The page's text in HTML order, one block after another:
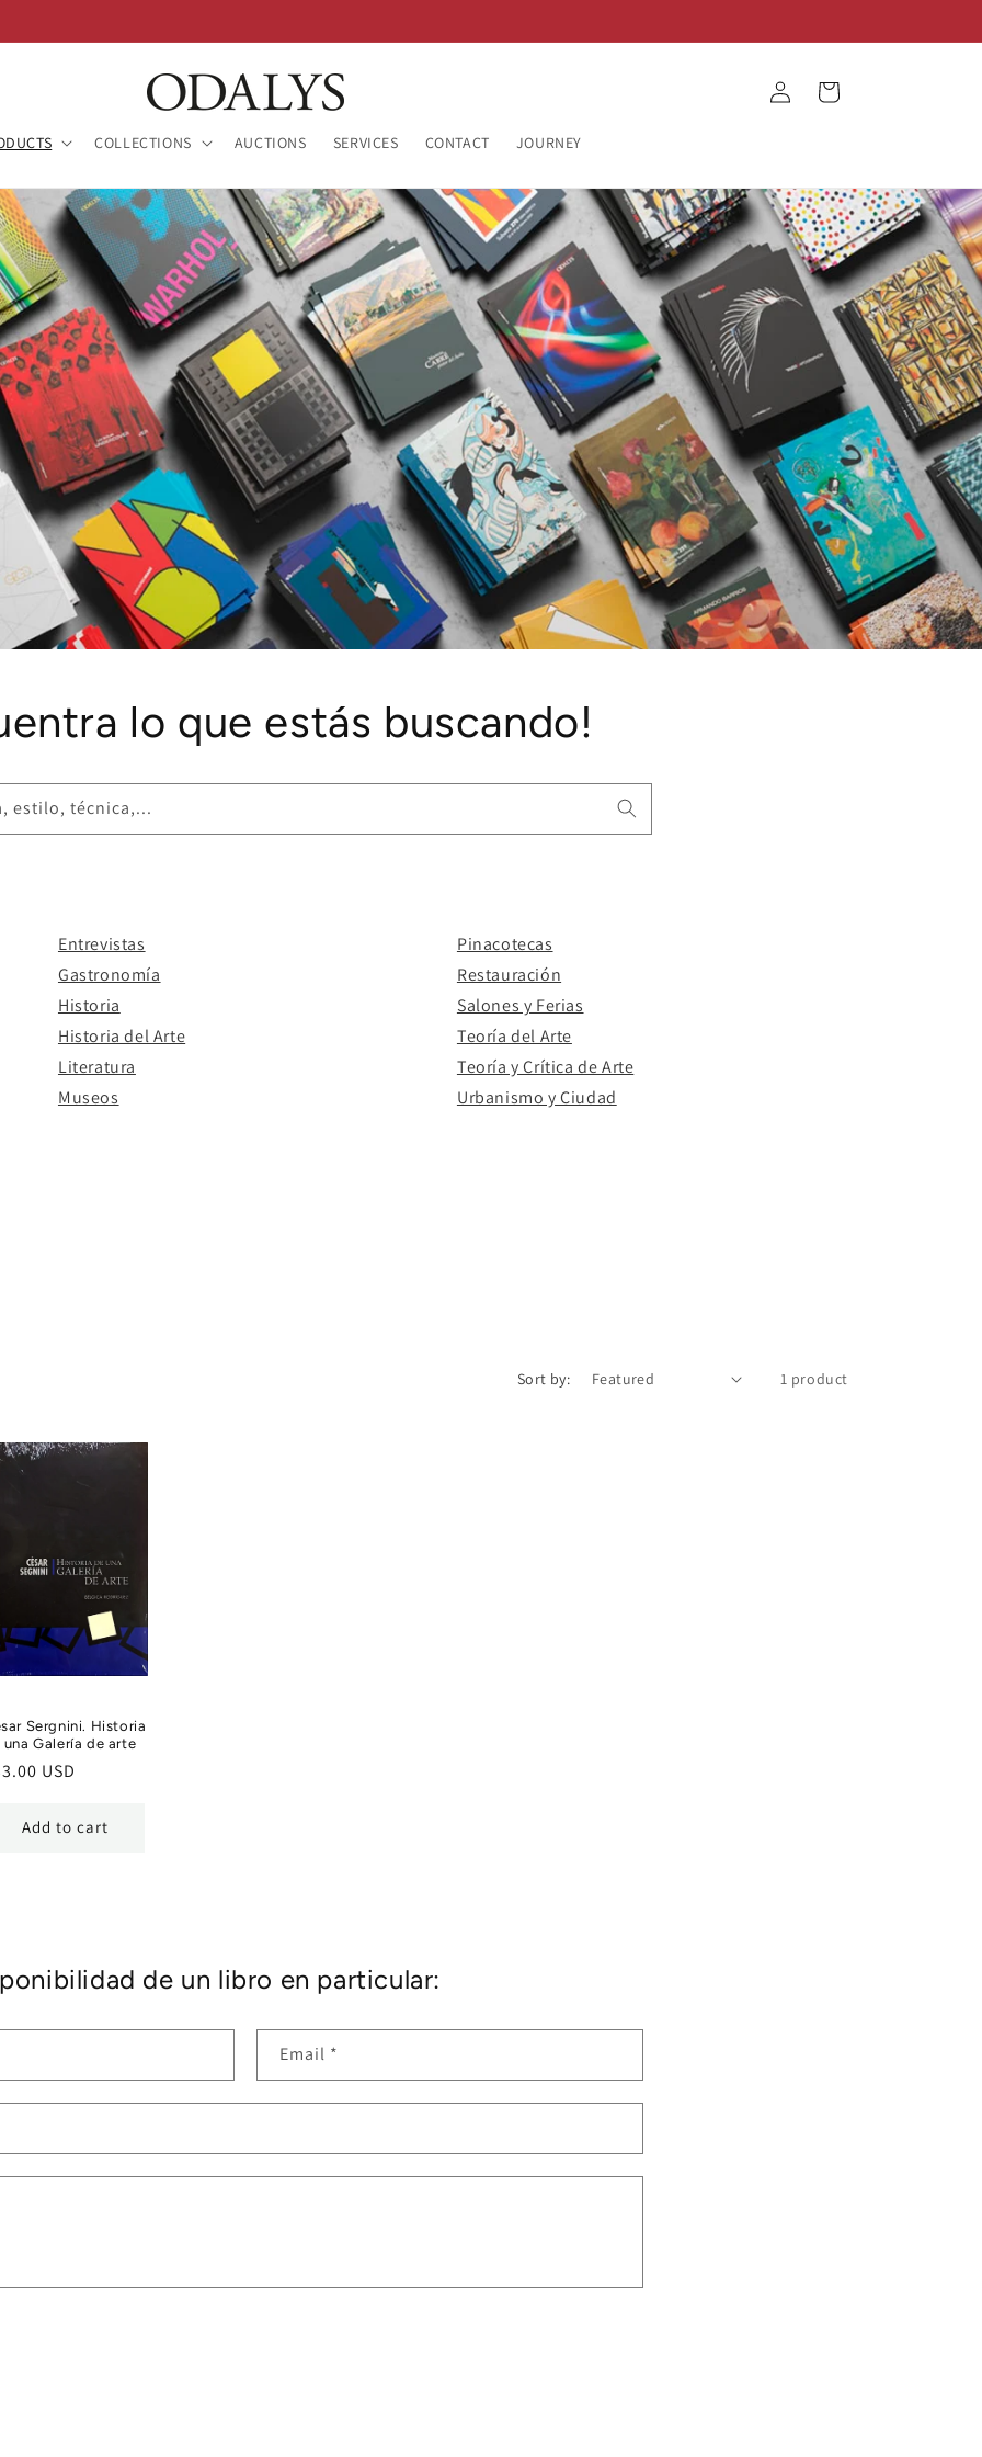
COLLECTIONS AUCTIONS SERVICES CONTACT JOURNEY
Log
in
Cart
lo que estás buscando!
estilo, técnica,...
Entrevistas
Gastronomía
Historia
Historia del Arte
Literatura
Museos
Pinacotecas
Restauración
Salones y Ferias
Teoría del Arte
Teoría y Crítica de Arte
Urbanismo y Ciudad
Sort by: 1 product
Sergnini. Historia
una Galería de arte
USD
Add to cart
de un libro en particular:
Email *